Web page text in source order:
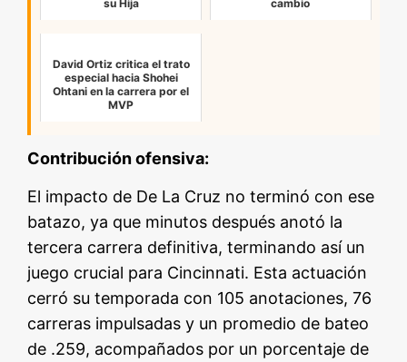
su Hija cambio
David Ortiz critica el trato
especial hacia Shohei
Ohtani en la carrera por el
MVP
Contribución ofensiva:
El impacto de De La Cruz no terminó con ese
batazo, ya que minutos después anotó la
tercera carrera definitiva, terminando así un
juego crucial para Cincinnati. Esta actuación
cerró su temporada con 105 anotaciones, 76
carreras impulsadas y un promedio de bateo
de .259, acompañados por un porcentaje de